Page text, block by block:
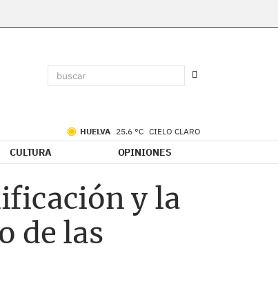
HUELVA 25.6 °C CIELO CLARO
CULTURA OPINIONES
y la
de las